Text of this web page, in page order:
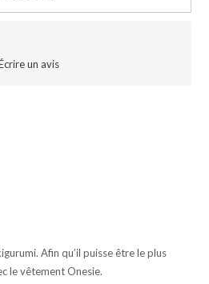
un avis
Afin qu’il puisse être le plus
le vêtement Onesie.